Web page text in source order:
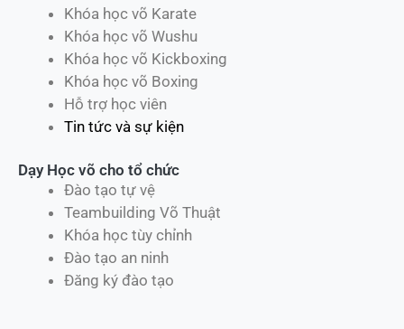
Khóa học võ Karate
Khóa học võ Wushu
Khóa học võ Kickboxing
Khóa học võ Boxing
Hỗ trợ học viên
Tin tức và sự kiện
Dạy Học võ cho tổ chức
Đào tạo tự vệ
Teambuilding Võ Thuật
Khóa học tùy chỉnh
Đào tạo an ninh
Đăng ký đào tạo